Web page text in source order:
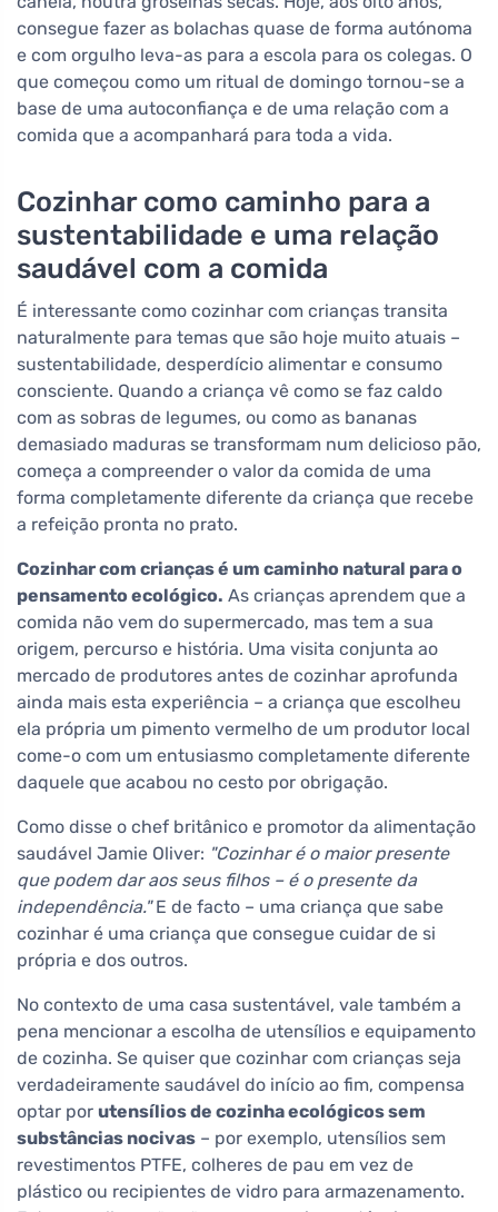
consegue fazer as bolachas quase de forma autónoma
e com orgulho leva-as para a escola para os colegas. O
que começou como um ritual de domingo tornou-se a
base de uma autoconfiança e de uma relação com a
comida que a acompanhará para toda a vida.
Cozinhar como caminho para a
sustentabilidade e uma relação
saudável com a comida
É interessante como cozinhar com crianças transita
naturalmente para temas que são hoje muito atuais –
sustentabilidade, desperdício alimentar e consumo
consciente. Quando a criança vê como se faz caldo
com as sobras de legumes, ou como as bananas
demasiado maduras se transformam num delicioso pão,
começa a compreender o valor da comida de uma
forma completamente diferente da criança que recebe
a refeição pronta no prato.
Cozinhar com crianças é um caminho natural para o
pensamento ecológico. As crianças aprendem que a
comida não vem do supermercado, mas tem a sua
origem, percurso e história. Uma visita conjunta ao
mercado de produtores antes de cozinhar aprofunda
ainda mais esta experiência – a criança que escolheu
ela própria um pimento vermelho de um produtor local
come-o com um entusiasmo completamente diferente
daquele que acabou no cesto por obrigação.
Como disse o chef britânico e promotor da alimentação
saudável Jamie Oliver: "Cozinhar é o maior presente
que podem dar aos seus filhos – é o presente da
independência."E de facto – uma criança que sabe
cozinhar é uma criança que consegue cuidar de si
própria e dos outros.
No contexto de uma casa sustentável, vale também a
pena mencionar a escolha de utensílios e equipamento
de cozinha. Se quiser que cozinhar com crianças seja
verdadeiramente saudável do início ao fim, compensa
optar por utensílios de cozinha ecológicos sem
substâncias nocivas – por exemplo, utensílios sem
revestimentos PTFE, colheres de pau em vez de
plástico ou recipientes de vidro para armazenamento.